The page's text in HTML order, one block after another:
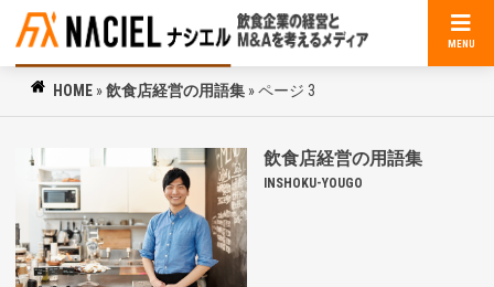
MENU
HOME »飲食店経営の用語集 »ページ 3
飲食店経営の用語集
INSHOKU-YOUGO